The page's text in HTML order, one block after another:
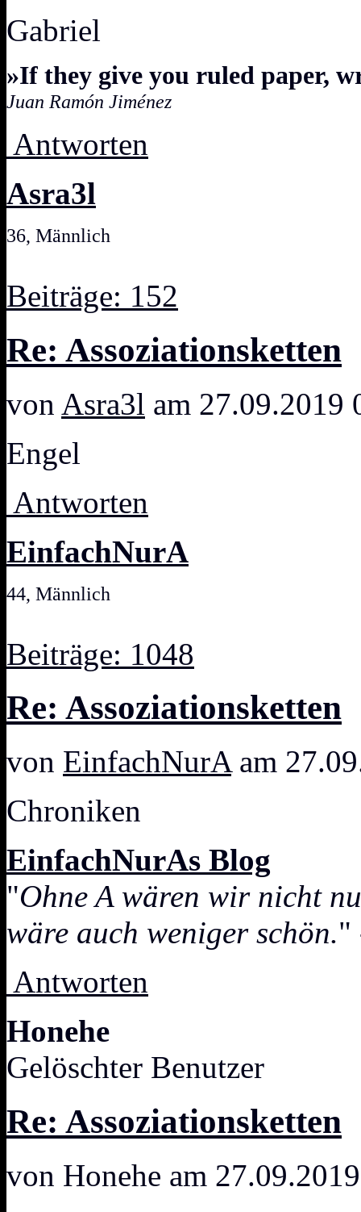
Gabriel
»If they give you ruled paper,
Juan Ramón Jiménez
Antworten
Asra3l
36, Männlich
Beiträge: 152
Re: Assoziationsketten
von Asra3l am 27.09.2019
Engel
Antworten
EinfachNurA
44, Männlich
Beiträge: 1048
Re: Assoziationsketten
von EinfachNurAam
Chroniken
EinfachNurAs Blog
"Ohne A wären wir nicht
wäre auch weniger schön."
Antworten
Honehe
Gelöschter Benutzer
Re: Assoziationsketten
von Honehe am